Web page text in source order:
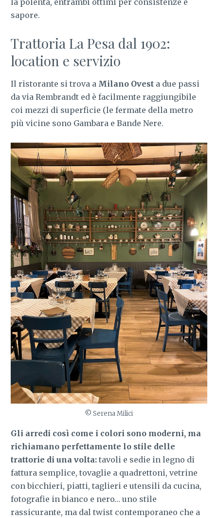
la polenta, entrambi ottimi per consistenze e
sapore.
Trattoria La Pesa dal 1902:
location e servizio
Il ristorante si trova a Milano Ovest a due passi
da via Rembrandt ed è facilmente raggiungibile
coi mezzi di superficie (le fermate della metro
più vicine sono Gambara e Bande Nere.
© Serena Milici
Gli arredi così come i colori sono moderni, ma
richiamano perfettamente lo stile delle
trattorie di una volta: tavoli e sedie in legno di
fattura semplice, tovaglie a quadrettoni, vetrine
con bicchieri, piatti, taglieri e utensili da cucina,
fotografie in bianco e nero… uno stile
rassicurante, ma dal twist contemporaneo che a